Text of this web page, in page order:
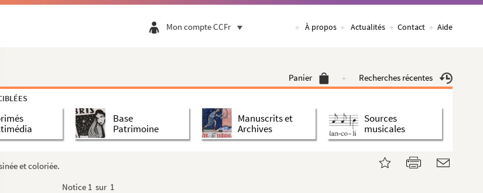
Mon compte CCFr À propos Actualités Contact Aide
Panier Recherches récentes
Base
Patrimoine
Manuscrits et
Archives
Sources
musicales
et coloriée.
Notice 1 sur 1
de la religion p. R. »
élévations que l'on a nouvellement...
découverts en creusant ».
projet de M. Mathieu ».